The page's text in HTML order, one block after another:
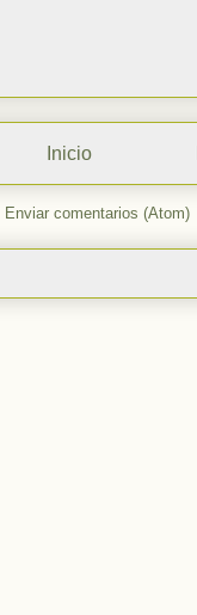
Inicio
Enviar comentarios (Atom)